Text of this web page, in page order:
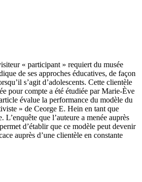
« participant » requiert du musée
de ses approches éducatives, de façon
s’agit d’adolescents. Cette clientèle
pour compte a été étudiée par Marie-Ève
évalue la performance du modèle du
» de Ceorge E. Hein en tant que
L’enquête que l’auteure a menée auprès
d’établir que ce modèle peut devenir
auprès d’une clientèle en constante